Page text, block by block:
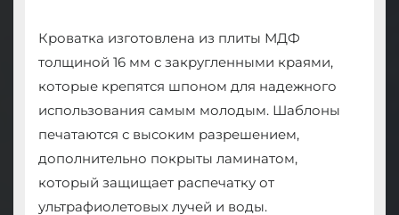
Кроватка изготовлена из плиты МДФ
толщиной 16 мм с закругленными краями,
которые крепятся шпоном для надежного
использования самым молодым. Шаблоны
печатаются с высоким разрешением,
дополнительно покрыты ламинатом,
который защищает распечатку от
ультрафиолетовых лучей и воды.